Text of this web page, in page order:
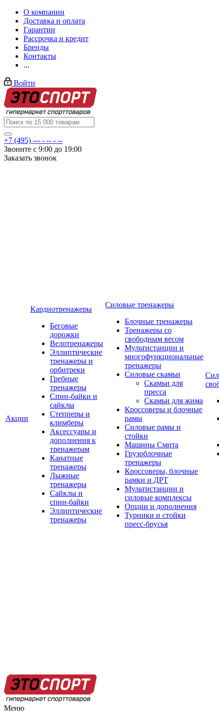
О компании
Доставка и оплата
Гарантии
Рассрочка и кредит
Бренды
Контакты
...
Войти
+7 (495) --- - -- - --
Звоните с 9:00 до 19:00
Заказать звонок
Акции
Кардиотренажеры
Беговые
дорожки
Велотренажеры
Эллиптические
тренажеры и
орбитреки
Гребные
тренажеры
Спин-байки и
сайклы
Степперы и
климберы
Аксессуары и
дополнения к
тренажерам
Канатные
тренажеры
Лыжные
тренажеры
Сайклы и
спин-байки
Эллиптические
тренажеры
Силовые тренажеры
Блочные тренажеры
Тренажеры со
свободным весом
Мультистанции и
многофункциональные
тренажеры
Силовые скамьи
Скамьи для
пресса
Скамьи для жима
Кроссоверы и блочные
рамы
Силовые рамы и
стойки
Машины Смита
Грузоблочные
тренажеры
Кроссоверы, блочные
рамки и ДРТ
Мультистанции и
силовые комплексы
Опции и дополнения
Турники и стойки
пресс-брусья
Меню